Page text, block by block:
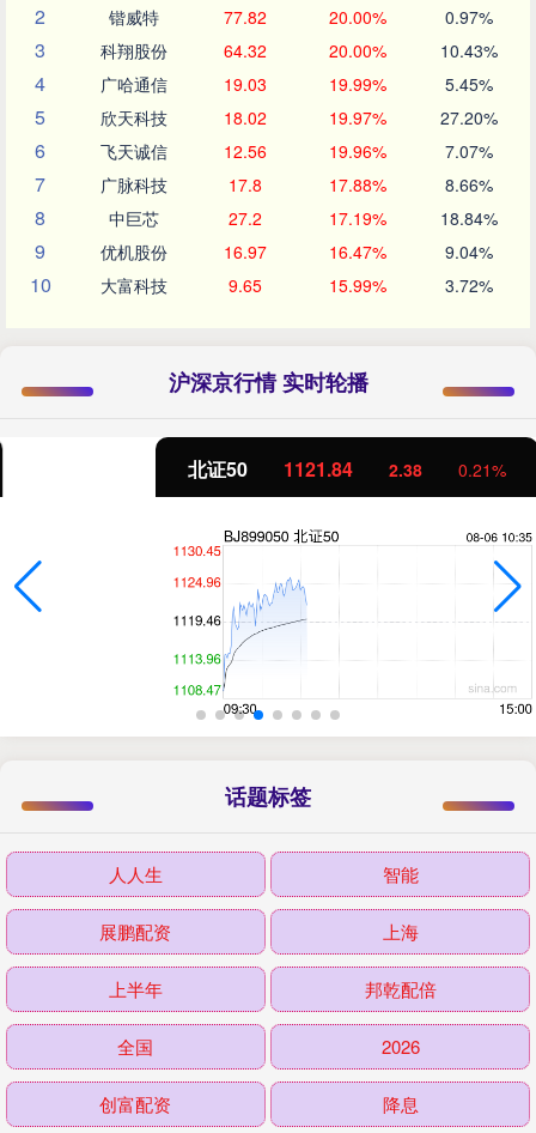
2 锴威特 77.82 20.00% 0.97%
3 科翔股份 64.32 20.00% 10.43%
4 广哈通信 19.03 19.99% 5.45%
5 欣天科技 18.02 19.97% 27.20%
6 飞天诚信 12.56 19.96% 7.07%
7 广脉科技 17.8 17.88% 8.66%
8 中巨芯 27.2 17.19% 18.84%
9 优机股份 16.97 16.47% 9.04%
10 大富科技 9.65 15.99% 3.72%
沪深京行情 实时轮播
1121.84 2.38 0.21%
话题标签
人人生 智能
展鹏配资 上海
上半年 邦乾配倍
全国 2026
创富配资 降息